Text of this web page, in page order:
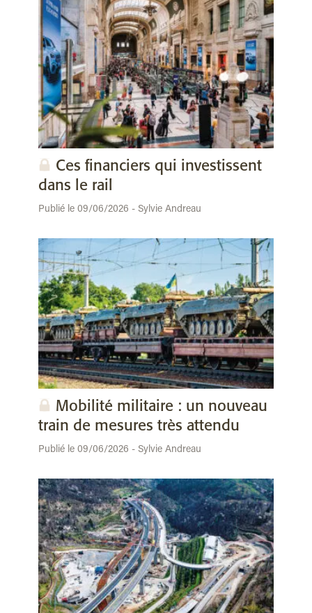
Ces financiers qui investissent
dans le rail
Publié le 09/06/2026 - Sylvie Andreau
Mobilité militaire : un nouveau
train de mesures très attendu
Publié le 09/06/2026 - Sylvie Andreau